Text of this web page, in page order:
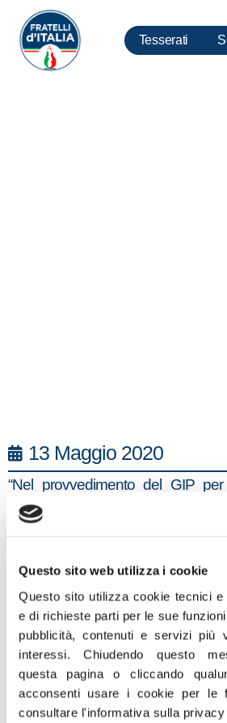
Questo sito web utilizza i cookie
Questo sito utilizza cookie tecnici e
e di richieste parti per le sue
pubblicità, contenuti e servizi più
interessi.Chiudendo questo
questa pagina o cliccando
acconsenti usare i cookie per le
consultare l'informativa sulla privacy
Tesserati
13 Maggio 2020
“Nel provvedimento del GIP
Palermo che ha portato
cristallizzato quel rischio che
Palermo, dove le attività
gran parte del tessuto economico,
e la mancanza di liquidità per le
una ghiotta occasione per le
propri soldi tramite usura,
addirittura appropriandosi delle
titolari stremati dalla situazione